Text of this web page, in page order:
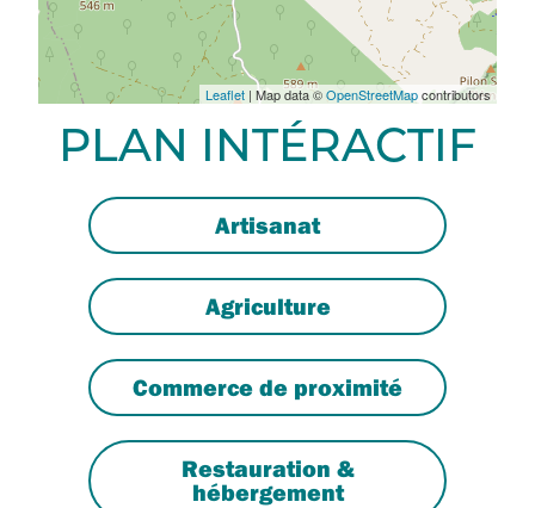
Leaflet| Map data ©OpenStreetMapcontributors
PLAN INTÉRACTIF
Artisanat
Agriculture
Commerce de proximité
Restauration &
hébergement